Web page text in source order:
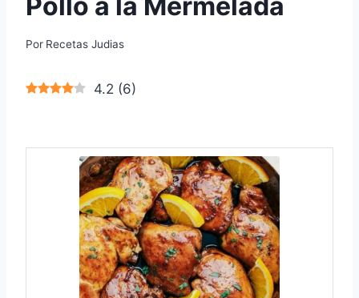
Por Recetas Judias
4.2 (6)